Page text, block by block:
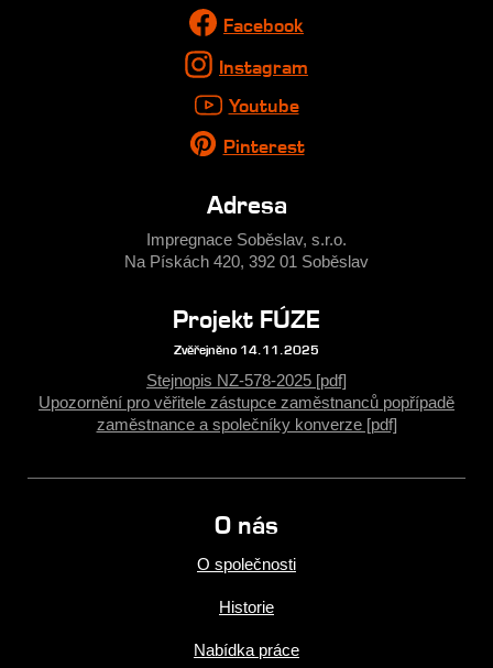
Facebook
Instagram
Youtube
Pinterest
Adresa
Impregnace Soběslav, s.r.o.
Na Pískách 420, 392 01 Soběslav
Projekt FÚZE
Zvěřejněno 14.11.2025
Stejnopis NZ-578-2025 [pdf]
Upozornění pro věřitele zástupce zaměstnanců popřípadě
zaměstnance a společníky konverze [pdf]
O nás
O společnosti
Historie
Nabídka práce